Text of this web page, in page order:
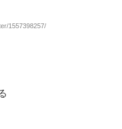
1557398257/